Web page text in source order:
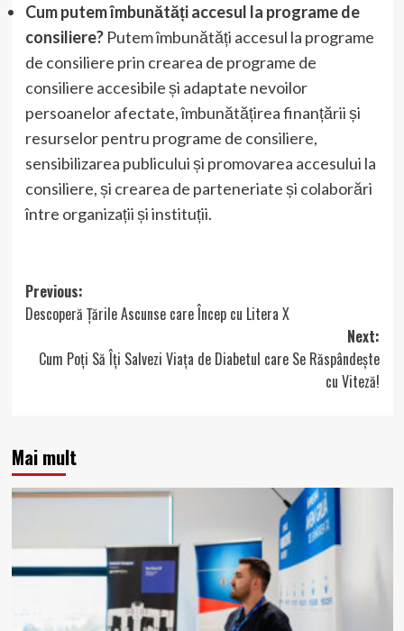
Cum putem îmbunătăți accesul la programe de
consiliere?Putem îmbunătăți accesul la programe
de consiliere prin crearea de programe de
consiliere accesibile și adaptate nevoilor
persoanelor afectate, îmbunătățirea finanțării și
resurselor pentru programe de consiliere,
sensibilizarea publicului și promovarea accesului la
consiliere, și crearea de parteneriate și colaborări
între organizații și instituții.
Post
navigation
Previous:
Descoperă Țările Ascunse care Încep cu Litera X
Next:
Cum Poți Să Îți Salvezi Viața de Diabetul care Se Răspândește
cu Viteză!
Mai mult